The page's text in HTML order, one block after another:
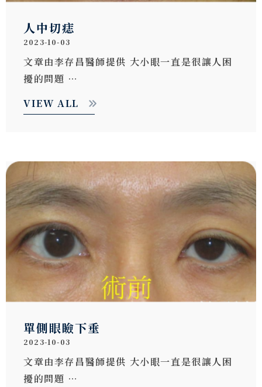
人中切痣
2023-10-03
文章由李存昌醫師提供 大小眼一直是很讓人困
擾的問題 …
VIEW ALL
單側眼瞼下垂
2023-10-03
文章由李存昌醫師提供 大小眼一直是很讓人困
擾的問題 …